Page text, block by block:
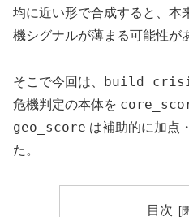
均に近い形で合成すると、本
機シグナルが薄まる可能性が
そこで今回は、
危機判定の本体を
geo_score は補助的に加点
た。
目次